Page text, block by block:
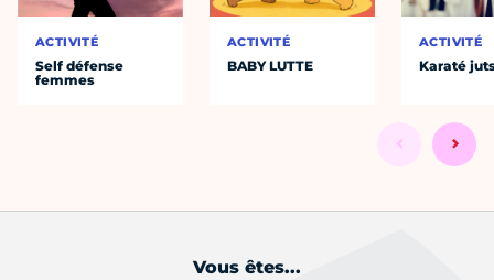
ACTIVITÉ
Self défense
femmes
ACTIVITÉ
BABY LUTTE
ACTIVITÉ
Karaté
Vous êtes...